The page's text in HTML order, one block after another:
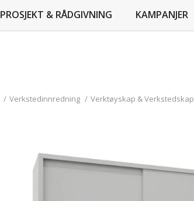
PROSJEKT & RÅDGIVNING KAMPANJER
/ Verkstedinnredning / Verktøyskap & Verkstedskap